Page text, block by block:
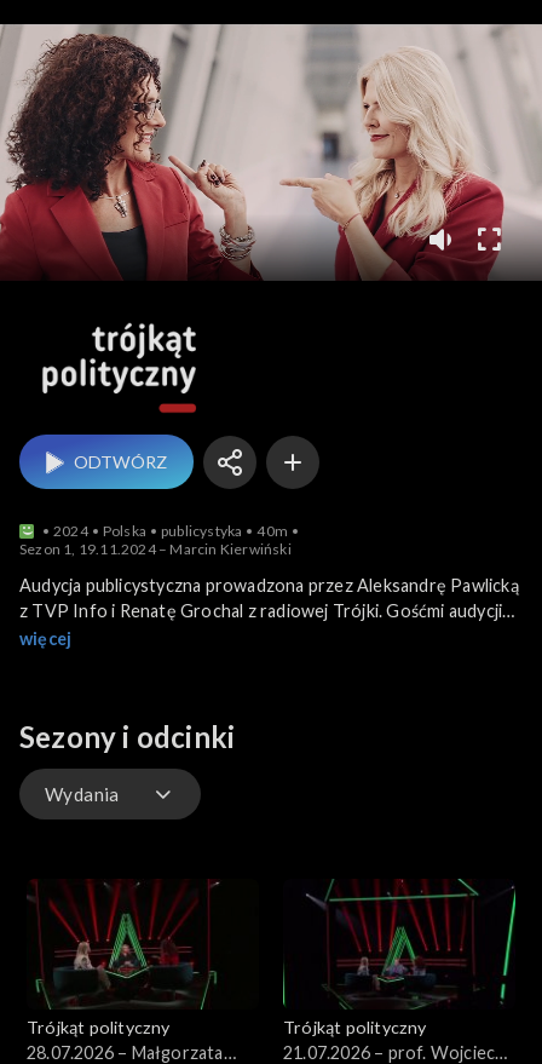
ODTWÓRZ
2024 Polska publicystyka
40m
Sezon 1, 19.11.2024 – Marcin Kierwiński
Audycja publicystyczna prowadzona przez Aleksandrę Pawlicką
z TVP Info i Renatę Grochal z radiowej Trójki. Gośćmi audycji
są bohaterowie najważniejszych wydarzeń politycznych w kraju.
więcej
Sezony i odcinki
Wydania
Trójkąt polityczny
28.07.2026 – Małgorzata
Trójkąt polityczny
21.07.2026 – prof. Wojciech